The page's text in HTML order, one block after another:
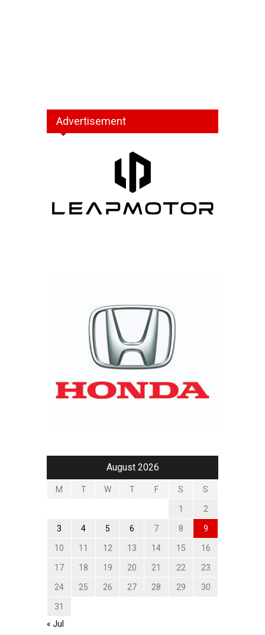
Advertisement
August 2026
M T W T F S S
1 2
3 4 5 6 7 8 9
10 11 12 13 14 15 16
17 18 19 20 21 22 23
24 25 26 27 28 29 30
31
« Jul